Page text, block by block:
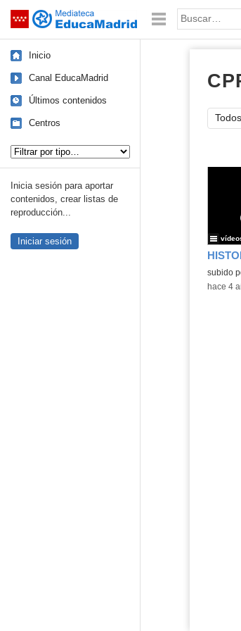
Saltar navegación Palabra o
Inicio
Canal EducaMadrid
Últimos contenidos
Centros
Inicia sesión para aportar
contenidos, crear listas de
reproducción...
Iniciar sesión
subido
-hace 4